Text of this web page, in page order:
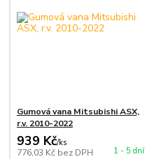
Gumová vana Mitsubishi ASX,
r.v. 2010-2022
939 Kč/ks
776,03 Kč bez DPH 1 - 5 dní